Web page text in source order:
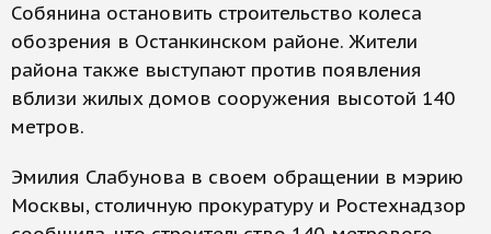
Собянина остановить строительство колеса
обозрения в Останкинском районе. Жители
района также выступают против появления
вблизи жилых домов сооружения высотой 140
метров.
Эмилия Слабунова в своем обращении в мэрию
Москвы, столичную прокуратуру и Ростехнадзор